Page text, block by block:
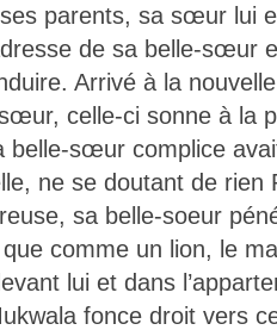
parents, sa sœur lui
de sa belle-sœur
Arrivé à la
celle-ci sonne à la
belle-sœur complice
ne se doutant de rien
sa belle-soeur
comme un lion, le
lui et dans
fonce droit vers